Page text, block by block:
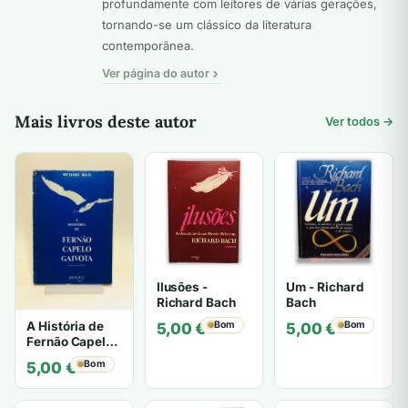
profundamente com leitores de várias gerações,
tornando-se um clássico da literatura
contemporânea.
Ver página do autor
Mais livros deste autor Ver todos →
A História de
Fernão Capelo
Gaivota -
Richard Bach
5,00 € Bom
Ilusões -
Richard Bach
5,00€ Bom
Um - Richard
Bach
5,00€ Bom